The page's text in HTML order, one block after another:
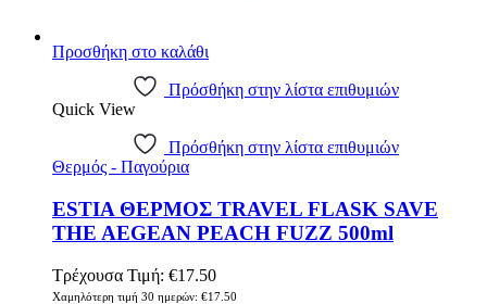
Προσθήκη στο καλάθι
Πρόσθήκη στην λίστα επιθυμιών
Quick View
Πρόσθήκη στην λίστα επιθυμιών
Θερμός - Παγούρια
ESTIA ΘΕΡΜΟΣ TRAVEL FLASK SAVE
THE AEGEAN PEACH FUZZ 500ml
Τρέχουσα Τιμή: €17.50
Χαμηλότερη τιμή 30 ημερών: €17.50